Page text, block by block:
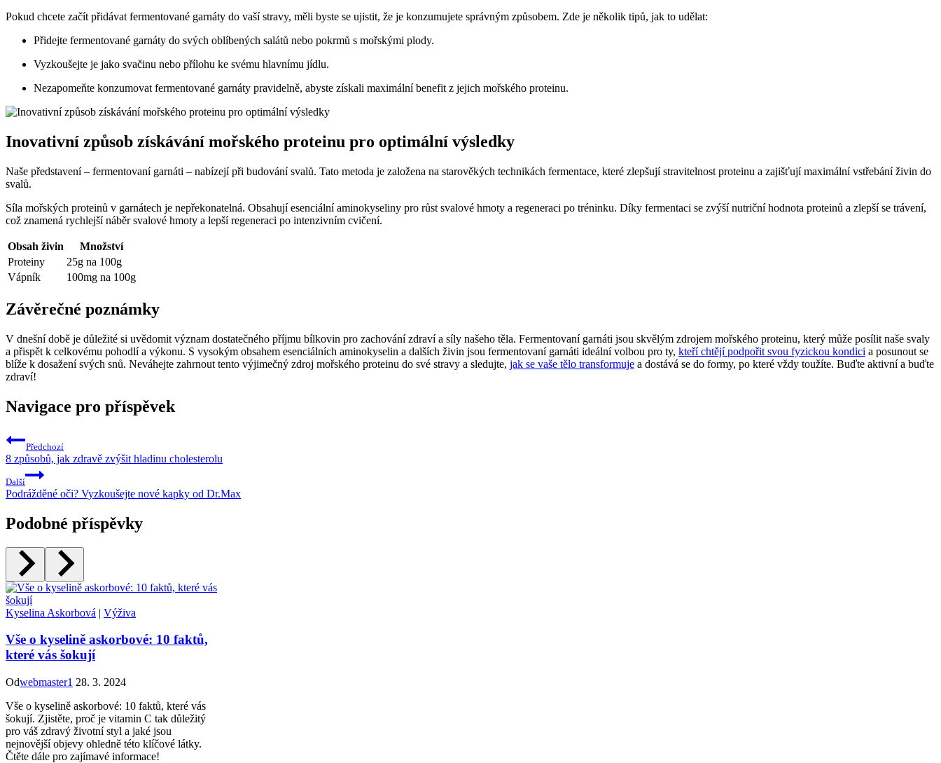
Pokud chcete začít přidávat fermentované garnáty do vaší stravy, měli byste se ujistit, že je konzumujete správným způsobem. Zde je několik tipů, jak to udělat:
Přidejte fermentované garnáty do svých oblíbených salátů nebo pokrmů s mořskými plody.
Vyzkoušejte je jako svačinu nebo přílohu ke svému hlavnímu jídlu.
Nezapomeňte konzumovat fermentované garnáty pravidelně, abyste získali maximální benefit z jejich mořského proteinu.
Inovativní způsob získávání mořského proteinu pro optimální výsledky
Naše představení – fermentovaní garnáti – nabízejí při budování svalů. Tato metoda je založena na starověkých technikách fermentace, které zlepšují stravitelnost proteinu a zajišťují maximální vstřebání živin do
svalů.
Síla mořských proteinů v garnátech je nepřekonatelná. Obsahují esenciální aminokyseliny pro růst svalové hmoty a regeneraci po tréninku. Díky fermentaci se zvýší nutriční hodnota proteinů a zlepší se trávení,
což znamená rychlejší náběr svalové hmoty a lepší regeneraci po intenzivním cvičení.
Obsah živin
Množství
Proteiny
25g na 100g
Vápník
100mg na 100g
Závěrečné poznámky
V dnešní době je důležité si uvědomit význam dostatečného příjmu bílkovin pro zachování zdraví a síly našeho těla. Fermentovaní garnáti jsou skvělým zdrojem mořského proteinu, který může posílit naše svaly
a přispět k celkovému pohodlí a výkonu. S vysokým obsahem esenciálních aminokyselin a dalších živin jsou fermentovaní garnáti ideální volbou pro ty, kteří chtějí podpořit svou fyzickou kondici a posunout se
blíže k dosažení svých snů. Neváhejte zahrnout tento výjimečný zdroj mořského proteinu do své stravy a sledujte, jak se vaše tělo transformuje a dostává se do formy, po které vždy toužíte. Buďte aktivní a buďte
zdraví!
Navigace pro příspěvek
Předchozí
8 způsobů, jak zdravě zvýšit hladinu cholesterolu
Další
Podrážděné oči? Vyzkoušejte nové kapky od Dr.Max
Podobné příspěvky
Kyselina Askorbová | Výživa
Vše o kyselině askorbové: 10 faktů,
které vás šokují
Odwebmaster1 28. 3. 2024
Vše o kyselině askorbové: 10 faktů, které vás
šokují. Zjistěte, proč je vitamin C tak důležitý
pro váš zdravý životní styl a jaké jsou
nejnovější objevy ohledně této klíčové látky.
Čtěte dále pro zajímavé informace!